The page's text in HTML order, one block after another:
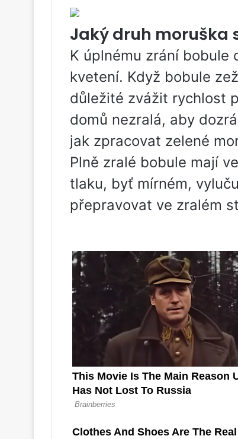
Jaký druh moruška
K úplnému zrání bobule
kvetení. Když bobule
důležité zvážit rychlost
domů nezralá, aby
jak zpracovat zelené
Plně zralé bobule mají
tlaku, byť mírném,
přepravovat ve zralém